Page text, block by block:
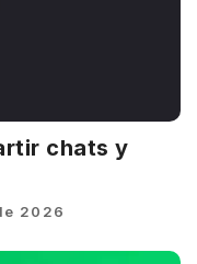
chats y
2026